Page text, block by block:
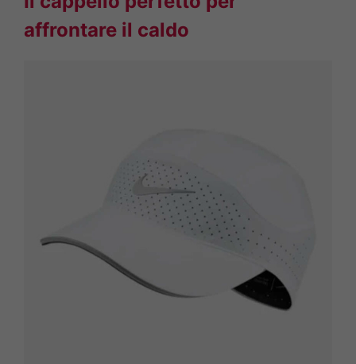
affrontare il caldo